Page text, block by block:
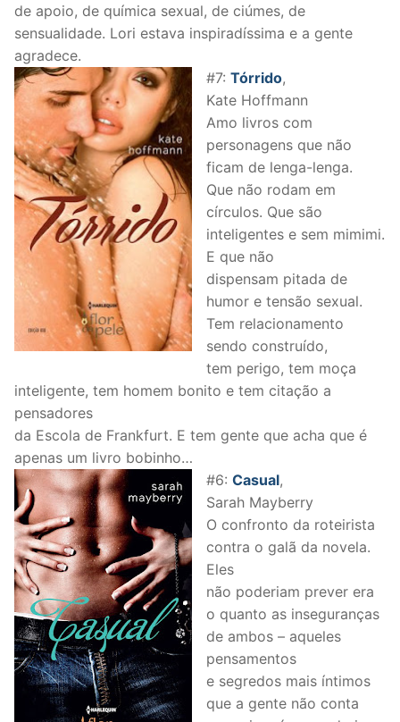
de apoio, de química sexual, de ciúmes, de
sensualidade. Lori estava inspiradíssima e a gente
agradece.
#7: Tórrido,
Kate Hoffmann
Amo livros com
personagens que não
ficam de lenga-lenga.
Que não rodam em
círculos. Que são
inteligentes e sem mimimi.
E que não
dispensam pitada de
humor e tensão sexual.
Tem relacionamento
sendo construído,
tem perigo, tem moça
inteligente, tem homem bonito e tem citação a
pensadores
da Escola de Frankfurt. E tem gente que acha que é
apenas um livro bobinho…
#6: Casual,
Sarah Mayberry
O confronto da roteirista
contra o galã da novela.
Eles
não poderiam prever era
o quanto as inseguranças
de ambos – aqueles
pensamentos
e segredos mais íntimos
que a gente não conta